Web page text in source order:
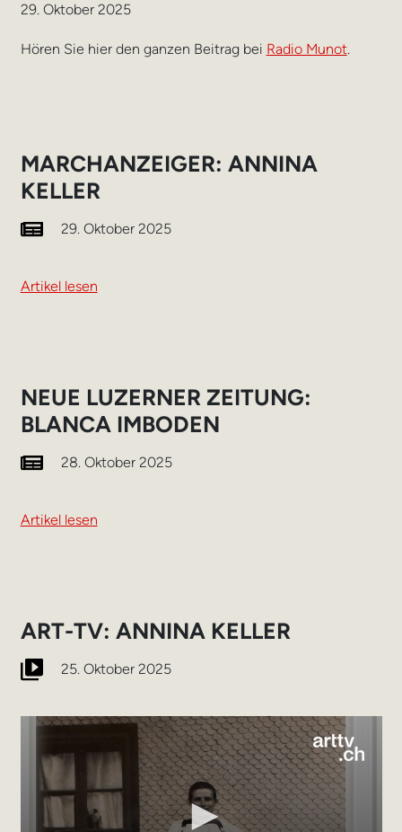
29. Oktober 2025
Hören Sie hier den ganzen Beitrag bei Radio Munot.
MARCHANZEIGER: ANNINA
KELLER
29. Oktober 2025
Artikel lesen
NEUE LUZERNER ZEITUNG:
BLANCA IMBODEN
28. Oktober 2025
Artikel lesen
ART-TV: ANNINA KELLER
25. Oktober 2025